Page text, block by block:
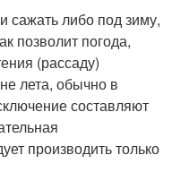
сажать либо под зиму,
позволит погода,
(рассаду)
лета, обычно в
составляют
производить только